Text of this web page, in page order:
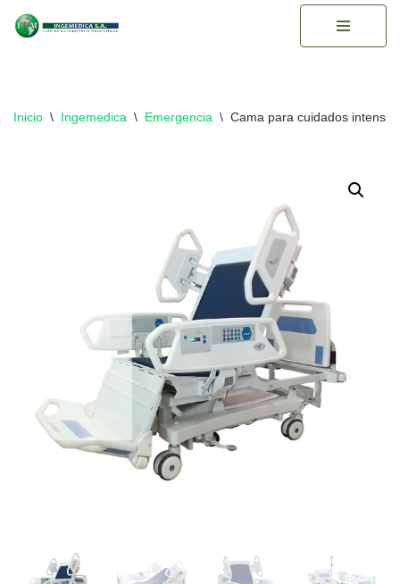
Inicio \ Ingemedica \ Emergencia \ Cama para cuidados